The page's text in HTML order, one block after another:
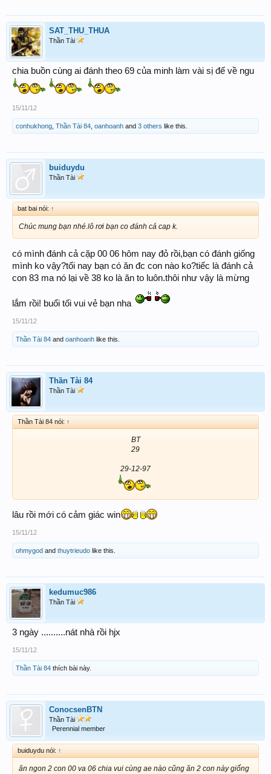
SAT_THU_THUA
Thần Tài
chia buồn cùng ai đánh theo 69 của minh làm vài sị đế về ngu
15/11/12
conhukhong Thần Tài 84 oanhoanh and 3 others like this.
buiduydu
Thần Tài
bat bai nói: ↑
Chúc mung bạn nhé.lô rơi bạn co đánh cả cap k.
có mình đánh cả cặp 00 06 hôm nay đỏ rồi,bạn có đánh giống
mình ko vậy?tối nay bạn có ăn đc con nào ko?tiếc là đánh cả
con 83 ma nó lại về 38 ko là ăn to luôn.thôi như vậy là mừng
lắm rồi! buổi tối vui vẻ bạn nha
15/11/12
Thần Tài 84 and oanhoanh like this.
Thần Tài 84
Thần Tài
Thần Tài 84 nói: ↑
BT
29
29-12-97
lâu rồi mới có cảm giác win
15/11/12
ohmygod and thuytrieudo like this.
kedumuc986
Thần Tài
3 ngày ..........nát nhà rồi hjx
15/11/12
Thần Tài 84 thích bài này.
ConocsenBTN
Thần Tài
Perennial member
buiduydu nói: ↑
ăn ngon 2 con 00 va 06 chia vui cùng ae nào cũng ăn 2 con này giống